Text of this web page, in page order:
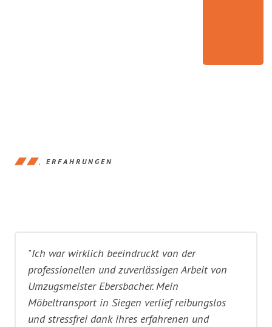
ERFAHRUNGEN
"Ich war wirklich beeindruckt von der
professionellen und zuverlässigen Arbeit von
Umzugsmeister Ebersbacher. Mein
Möbeltransport in Siegen verlief reibungslos
und stressfrei dank ihres erfahrenen und